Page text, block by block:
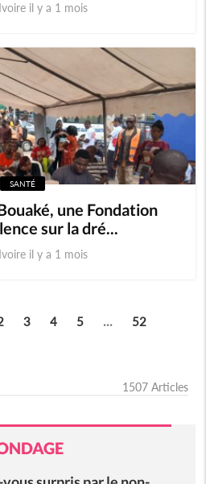
il y a 1 mois
SANTÉ
une Fondation
sur la dré...
il y a 1 mois
3 4 5 ...
52
1507 Articles